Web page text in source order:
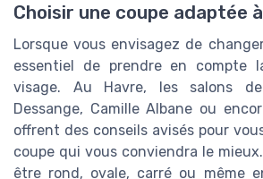
Choisir une coupe adaptée
Lorsque vous envisagez de
essentiel de prendre en compte
visage. Au Havre, les salons
Dessange, Camille Albane ou
offrent des conseils avisés pour
coupe qui vous conviendra le
être rond, ovale, carré ou même